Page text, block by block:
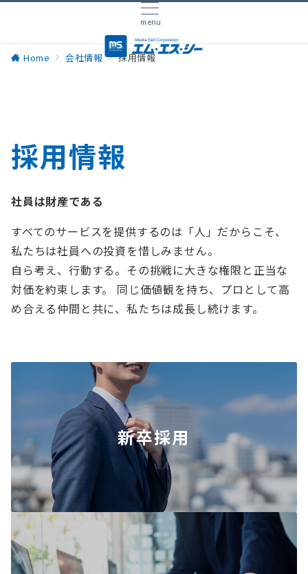
menu
Home 会社情報 採用情報
採用情報
社員は財産である
すべてのサービスを提供するのは「人」だからこそ、
私たちは社員への投資を惜しみません。
自ら考え、行動する。その挑戦に大きな権限と正当な
対価を約束します。 同じ価値観を持ち、プロとして高
め合える仲間と共に、私たちは成長し続けます。
新卒採用